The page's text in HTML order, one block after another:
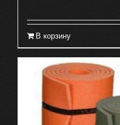
В корзину